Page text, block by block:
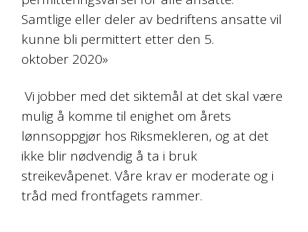
Samtlige eller deler av bedriftens ansatte vil
kunne bli permittert etter den 5.
oktober 2020»
Vi jobber med det siktemål at det skal være
mulig å komme til enighet om årets
lønnsoppgjør hos Riksmekleren, og at det
ikke blir nødvendig å ta i bruk
streikevåpenet. Våre krav er moderate og i
tråd med frontfagets rammer.